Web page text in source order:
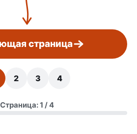
страница
2 3 4
Страница: 1 / 4